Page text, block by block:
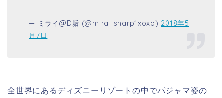
— ミライ@D垢 (@mira_sharp1xoxo) 2018年5
月7日
全世界にあるディズニーリゾートの中でパジャマ姿の